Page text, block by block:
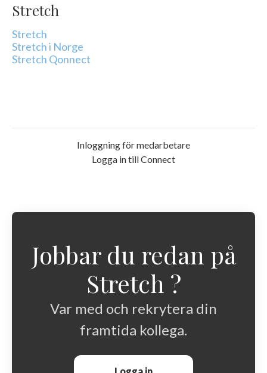
Stretch
Stretch
Stretch i Norge
Stretch Qonnect
Inloggning för medarbetare
Logga in till Connect
Jobbar du redan på
Stretch ?
Var med och rekrytera din
framtida kollega.